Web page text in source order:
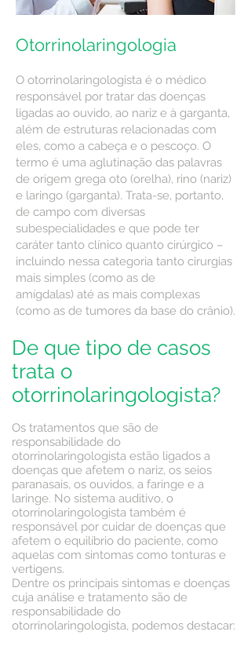
Otorrinolaringologia
O otorrinolaringologista é o médico
responsável por tratar das doenças
ligadas ao ouvido, ao nariz e à garganta,
além de estruturas relacionadas com
eles, como a cabeça e o pescoço. O
termo é uma aglutinação das palavras
de origem grega oto (orelha), rino (nariz)
e laringo (garganta). Trata-se, portanto,
de campo com diversas
subespecialidades e que pode ter
caráter tanto clínico quanto cirúrgico –
incluindo nessa categoria tanto cirurgias
mais simples (como as de
amígdalas) até as mais complexas
(como as de tumores da base do crânio).
De que tipo de casos
trata o
otorrinolaringologista?
Os tratamentos que são de
responsabilidade do
otorrinolaringologista estão ligados a
doenças que afetem o nariz, os seios
paranasais, os ouvidos, a faringe e a
laringe. No sistema auditivo, o
otorrinolaringologista também é
responsável por cuidar de doenças que
afetem o equilíbrio do paciente, como
aquelas com sintomas como tonturas e
vertigens.
Dentre os principais sintomas e doenças
cuja análise e tratamento são de
responsabilidade do
otorrinolaringologista, podemos destacar: